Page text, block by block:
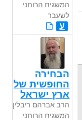
המשגיח הרוחני
לשעבר
ע
הבחירה
החופשית של
ארץ ישראל
הרב אברהם ריבלין,
המשגיח הרוחני